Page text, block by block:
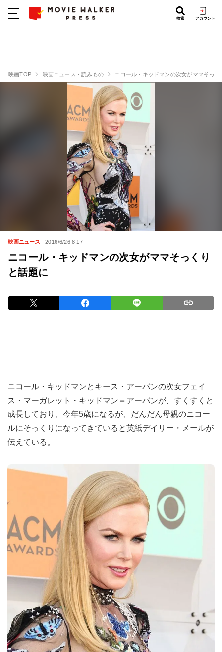
検索 アカウント
映画TOP 映画ニュース・読みもの ニコール・キッドマンの次女がママそっく
映画ニュース 2016/6/26 8:17
ニコール・キッドマンの次女がママそっくり
と話題に
ニコール・キッドマンとキース・アーバンの次女フェイ
ス・マーガレット・キッドマン＝アーバンが、すくすくと
成長しており、今年5歳になるが、だんだん母親のニコー
ルにそっくりになってきていると英紙デイリー・メールが
伝えている。